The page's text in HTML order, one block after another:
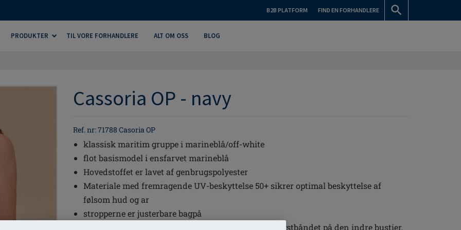
B2B PLATFORM FIND EN FORHANDLERE
PRODUKTER TIL VORE FORHANDLERE ALT OM OSS BLOG
Cassoria OP - navy
Ref. nr: 71788 Casoria OP
klassisk maritim gruppe i marineblå/off-white
flot basismodel i ensfarvet marineblå
Hovedstoffet er lavet af genbrugspolyester
Materiale med fremragende UV-beskyttelse 50+ sikrer optimal beskyttelse af
følsom hud og ar
stropperne er justerbare bagpå
amoena Wave Seam er en speciel finish på underbrystbåndet på den indre bustier,